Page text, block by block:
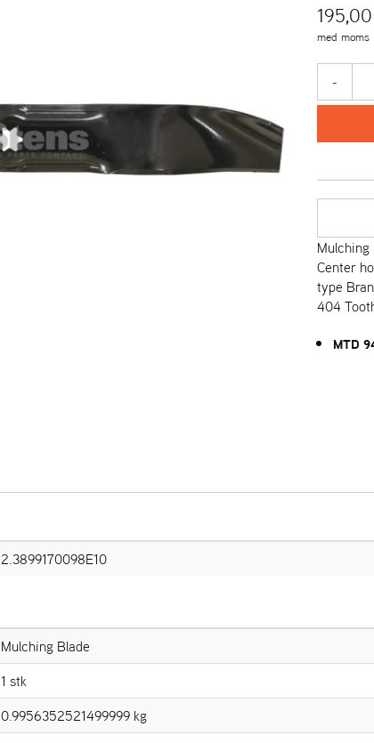
195,00
med moms
-
Center
type
404
MTD
2.3899170098E10
Mulching Blade
1 stk
0.9956352521499999 kg